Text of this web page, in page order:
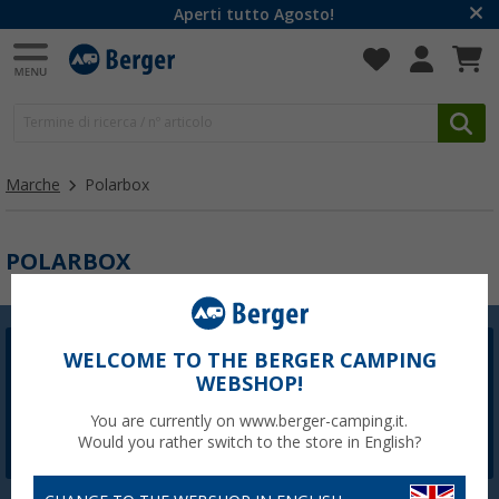
Aperti tutto Agosto!
Marche Polarbox
POLARBOX
Newsletter Berger
La registrazione alla newsletter non è attualmente
disponibile. Risolveremo il problema il prima possibile.
WELCOME TO THE BERGER CAMPING
WEBSHOP!
You are currently on www.berger-camping.it.
Would you rather switch to the store in English?